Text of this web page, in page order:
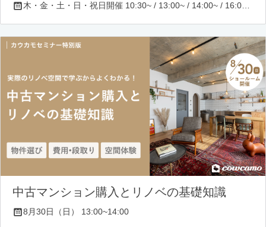
木・金・土・日・祝日開催 10:30~ / 13:00~ / 14:00~ / 16:00~ / 17:00~/ 18:30~/ 19:30~
中古マンション購入とリノベの基礎知識
8月30日（日） 13:00~14:00